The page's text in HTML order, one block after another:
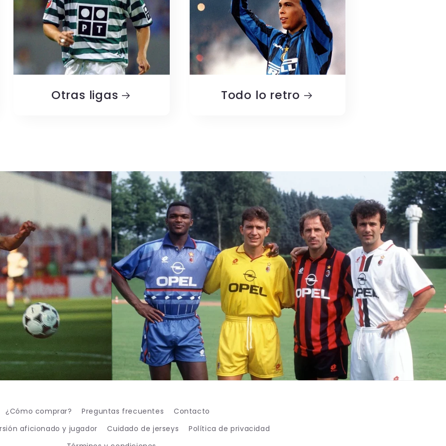
Otras ligas Todo lo retro
¿Cómo comprar? Preguntas frecuentes
Contacto
aficionado y jugador
Cuidado de jerseys
Política de privacidad